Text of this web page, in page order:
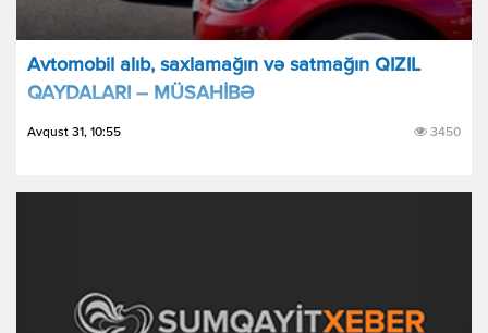
Avtomobil alıb, saxlamağın və satmağın QIZIL
QAYDALARI – MÜSAHİBƏ
Avqust 31, 10:55 3450